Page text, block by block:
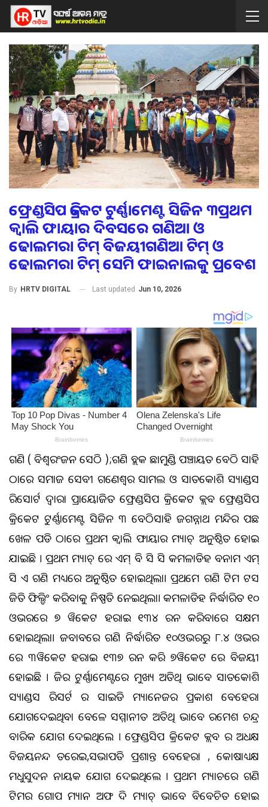
ଫ୍ରେଣ୍ଡସିପ କ୍ରିକେଟ ଟୁର୍ଣ୍ଣାମେଣ୍ଟ ସିଜିନ ୩ପ୍ରଥମ
କ୍ବାଲି ଫାୟାର ଦିବସରେ ଗଣିଆ ଓ
ଢୋଲମରା ଟିମ୍ ବିଜୟୀଗଣିଆ ଟିମ୍ ଓ
ଢୋଲମରା ଟିମ୍ ସେମି ଫାଇନାଲକୁ ପ୍ରବେଶ
By HRTV DIGITAL Last updated Jun 10, 2026
ଗଣିଆ ( ବିଶ୍ୱରଂଜନ ସେଠି );ଗଣିଆ ବ୍ଲକ ଛାମୁଣ୍ଡିଆ ପଞ୍ଚାୟତ ବେଠିଆ ସାହି
ଠାରେ ସମାଜ ସେବୀ ଗଣେଶ୍ୱର ସାମଲ ଓ ସାତକୋଶିଆ ସ୍ୟାଣ୍ଡସ
ରିସୋର୍ଟ ଦ୍ୱାରା ପ୍ରାୟୋଜିତ ଫ୍ରେଣ୍ଡସିପ କ୍ରିକେଟ କ୍ଲବ ଫ୍ରେଣ୍ଡସିପ
କ୍ରିକେଟ ଟୁର୍ଣ୍ଣାମେଣ୍ଟ ସିଜିନ ୩ ବେଠିଆସାହି ଜଗନ୍ନାଥ ମନ୍ଦିର ପଛ
ଖେଳ ପଡିଆ ଠାରେ ପ୍ରଥମ କ୍ବାଲି ଫାୟାର ମ୍ୟାଚ୍ ଅନୁଷ୍ଠିତ ହୋଇ
ଯାଇଛି । ପ୍ରଥମ ମ୍ୟାଚ୍ ରେ ଏମ୍ ବି ସି ସି କମଳାଡିହ ବନାମ ଏମ୍
ସି ଏ ଗଣିଆ ମଧ୍ୟରେ ଅନୁଷ୍ଠିତ ହୋଇଥିଲା। ପ୍ରଥମେ ଗଣିଆ ଟିମ ଟସ
ଜିତି ଫିଲ୍ଡିଂ କରିବାକୁ ନିଷ୍ପତି ନେଇଥିଲା। କମଳାଡିହ ନିର୍ଦ୍ଧାରିତ ୧୦
ଓଭରରେ ୭ ୱିକେଟ ହରାଇ ୧୩୪ ରନ କରିବାରେ ସକ୍ଷମ
ହୋଇଥିଲା। ଜବାବରେ ଗଣିଆ ନିର୍ଦ୍ଧାରିତ ୧୦ଓଭରରୁ ୮.୪ ଓଭର
ରେ ୩ୱିକେଟ ହରାଇ ୧୩୭ ରନ କରି ୭ୱିକେଟ ରେ ବିଜୟୀ
ହୋଇଛି । ଆଜିର ଟୁର୍ଣ୍ଣାମେଣ୍ଟରେ ମୁଖ୍ୟ ଅତିଥି ଭାବେ ସାତକୋଶିଆ
ସ୍ୟାଣ୍ଡସ ରିସର୍ଟ ର ସାଇଡି ମ୍ୟାନେଜର ପ୍ରକାଶ ବେହେରା
ଯୋଗଦେଇଥିବା ବେଳେ ସମ୍ମାନୀତ ଅତିଥି ଭାବେ ରମେଶ ଚନ୍ଦ୍ର
ବାରିକ ଯୋଗ ଦେଇଥିଲେ । ଫ୍ରେଣ୍ଡସିପ କ୍ରିକେଟ କ୍ଲବ ର ଅଧକ୍ଷ
ବିଜୟନନ୍ଦ ତରେଇ,ସଭାପତି ପ୍ରଶାନ୍ତ ବେହେରା , କୋଷାଧ୍ୟକ୍ଷ
ମଧୁସୁଦନ ନାୟକ ଯୋଗ ଦେଇଥିଲେ । ପ୍ରଥମ ମ୍ୟାଚରେ ଗଣିଆ
ଟିମର ଗୋପ ମ୍ୟାନ ଅଫ ଦି ମ୍ୟାଚ୍ ଭାବେ ବିବେଚିତ ହୋଇ